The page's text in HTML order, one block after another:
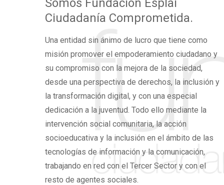
Somos Fundación Esplai
Ciudadanía Comprometida.
Una entidad sin ánimo de lucro que tiene como
misión promover el empoderamiento ciudadano y
su compromiso con la mejora de la sociedad,
desde una perspectiva de derechos, la inclusión y
la transformación digital, y con una especial
dedicación a la juventud. Todo ello mediante la
intervención social comunitaria, la acción
socioeducativa y la inclusión en el ámbito de las
tecnologías de información y la comunicación,
trabajando en red con el Tercer Sector y con el
resto de agentes sociales.